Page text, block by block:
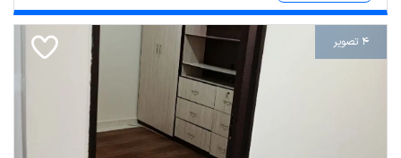
4 تصویر